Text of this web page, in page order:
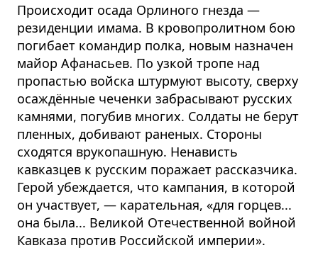
Происходит осада Орлиного гнезда —
резиденции имама. В кровопролитном бою
погибает командир полка, новым назначен
майор Афанасьев. По узкой тропе над
пропастью войска штурмуют высоту, сверху
осаждённые чеченки забрасывают русских
камнями, погубив многих. Солдаты не берут
пленных, добивают раненых. Стороны
сходятся врукопашную. Ненависть
кавказцев к русским поражает рассказчика.
Герой убеждается, что кампания, в которой
он участвует, — карательная, «для горцев...
она была... Великой Отечественной войной
Кавказа против Российской империи».